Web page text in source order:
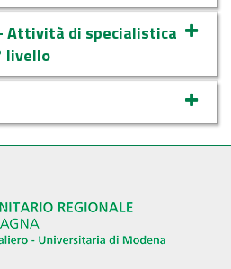
Attività di specialistica
livello